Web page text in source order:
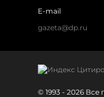
E-mail
gazeta@dp.ru
© 1993 - 2026